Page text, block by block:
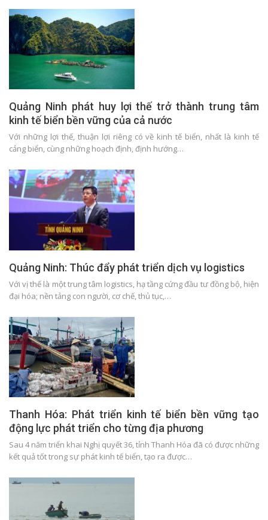
Quảng Ninh phát huy lợi thế trở thành trung tâm
kinh tế biển bền vững của cả nước
Với những lợi thế, thuận lợi riêng có về kinh tế biển, nhất là kinh tế
cảng biển, cùng những hoạch định, định hướng…
Quảng Ninh: Thúc đẩy phát triển dịch vụ logistics
Với vị thế là một trung tâm logistics, hạ tầng cứng đầu tư đồng bộ, hiện
đại hóa; nền tảng con người, cơ chế, thủ tục,…
Thanh Hóa: Phát triển kinh tế biển bền vững tạo
động lực phát triển cho từng địa phương
Sau 4 năm triển khai Nghị quyết 36, tỉnh Thanh Hóa đã có được những
kết quả tốt trong sự phát kinh tế biển, tạo ra được…